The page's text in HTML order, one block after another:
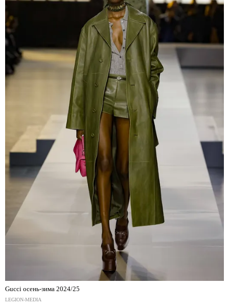
Gucci осень-зима 2024/25
LEGION-MEDIA